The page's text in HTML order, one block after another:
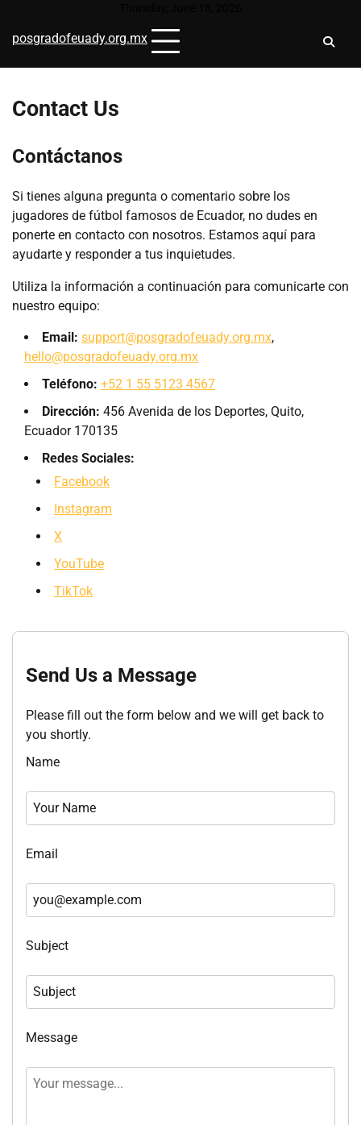
content
posgradofeuady.org.mx
Contact Us
Contáctanos
Si tienes alguna pregunta o comentario sobre los
jugadores de fútbol famosos de Ecuador, no dudes en
ponerte en contacto con nosotros. Estamos aquí para
ayudarte y responder a tus inquietudes.
Utiliza la información a continuación para comunicarte con
nuestro equipo:
Email: support@posgradofeuady.org.mx,
hello@posgradofeuady.org.mx
Teléfono: +52 1 55 5123 4567
Dirección: 456 Avenida de los Deportes, Quito,
Ecuador 170135
Redes Sociales:
Facebook
Instagram
X
YouTube
TikTok
Send Us a Message
Please fill out the form below and we will get back to
you shortly.
Name
Email
Subject
Message